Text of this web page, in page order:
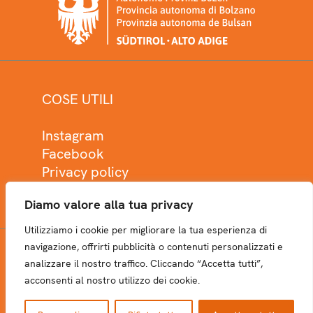
Diamo valore alla tua privacy
Utilizziamo i cookie per migliorare la tua esperienza di
navigazione, offrirti pubblicità o contenuti personalizzati e
analizzare il nostro traffico. Cliccando “Accetta tutti”,
acconsenti al nostro utilizzo dei cookie.
COSE UTILI
Instagram
Facebook
Privacy policy
NEWSLETTER